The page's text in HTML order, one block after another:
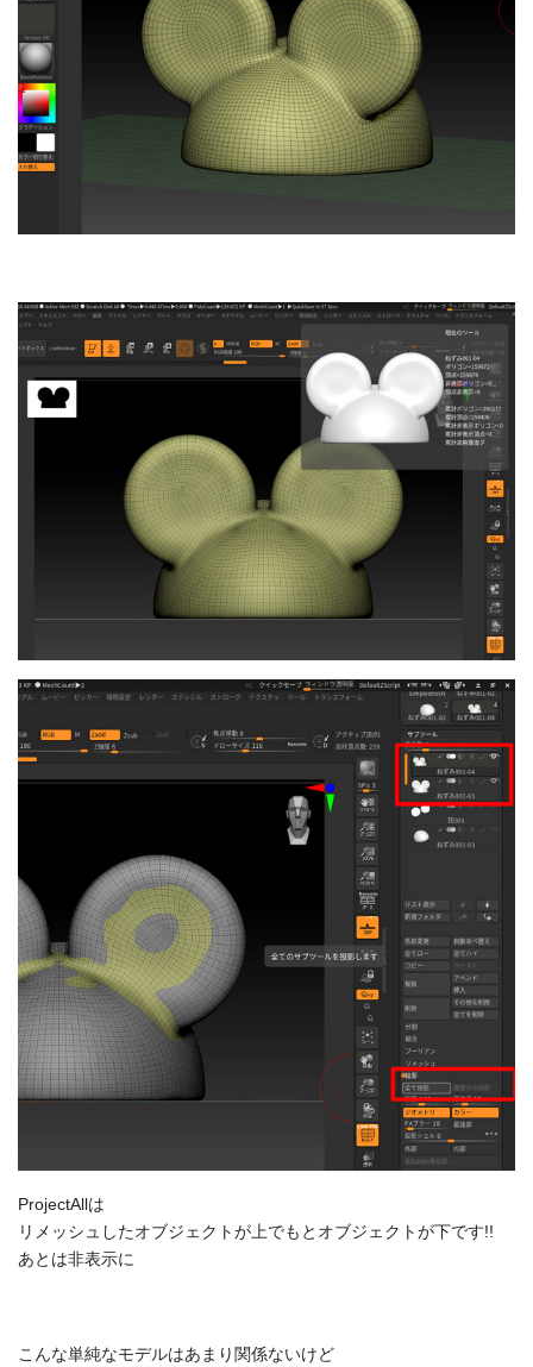
ProjectAllは
リメッシュしたオブジェクトが上でもとオブジェクトが下です!!
あとは非表示に
こんな単純なモデルはあまり関係ないけど